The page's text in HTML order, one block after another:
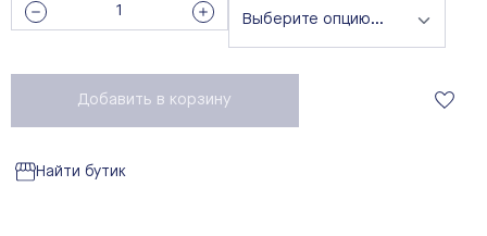
Добавить в корзину
Найти бутик